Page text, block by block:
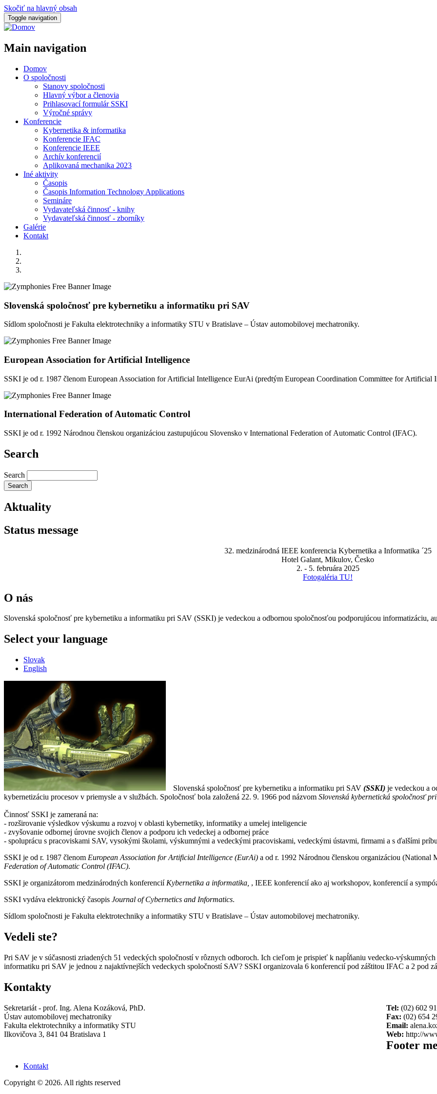
Skočiť na hlavný obsah
Toggle navigation
Main navigation
Domov
O spoločnosti
Stanovy spoločnosti
Hlavný výbor a členovia
Prihlasovací formulár SSKI
Výročné správy
Konferencie
Kybernetika & informatika
Konferencie IFAC
Konferencie IEEE
Archív konferencií
Aplikovaná mechanika 2023
Iné aktivity
Časopis
Časopis Information Technology Applications
Semináre
Vydavateľská činnosť - knihy
Vydavateľská činnosť - zborníky
Galérie
Kontakt
Slovenská spoločnosť pre kybernetiku a informatiku pri SAV
Sídlom spoločnosti je Fakulta elektrotechniky a informatiky STU v Bratislave – Ústav automobilovej mechatroniky.
European Association for Artificial Intelligence
SSKI je od r. 1987 členom European Association for Artificial Intelligence EurAi (predtým European Coordination Committee for Artificial
International Federation of Automatic Control
SSKI je od r. 1992 Národnou členskou organizáciou zastupujúcou Slovensko v International Federation of Automatic Control (IFAC).
Search
Search
Aktuality
Status message
32. medzinárodná IEEE konferencia Kybernetika a Informatika ´25
Hotel Galant, Mikulov, Česko
2. - 5. februára 2025
Fotogaléria TU!
O nás
Slovenská spoločnosť pre kybernetiku a informatiku pri SAV (SSKI) je vedeckou a odbornou spoločnosťou podporujúcou informatizáciu,
Select your language
Slovak
English
Slovenská spoločnosť pre kybernetiku a informatiku pri SAV (SSKI) je vedeckou a
kybernetizáciu procesov v priemysle a v službách. Spoločnosť bola založená 22. 9. 1966 pod názvom Slovenská kybernetická spoločnosť pri
Činnosť SSKI je zameraná na:
- rozširovanie výsledkov výskumu a rozvoj v oblasti kybernetiky, informatiky a umelej inteligencie
- zvyšovanie odbornej úrovne svojich členov a podporu ich vedeckej a odbornej práce
- spoluprácu s pracoviskami SAV, vysokými školami, výskumnými a vedeckými pracoviskami, vedeckými ústavmi, firmami a s ďalšími
SSKI je od r. 1987 členom European Association for Artificial Intelligence (EurAi) a od r. 1992 Národnou členskou organizáciou
Federation of Automatic Control (IFAC).
SSKI je organizátorom medzinárodných konferencií Kybernetika a informatika, , IEEE konferencií ako aj workshopov, konferencií a
SSKI vydáva elektronický časopis Journal of Cybernetics and Informatics.
Sídlom spoločnosti je Fakulta elektrotechniky a informatiky STU v Bratislave – Ústav automobilovej mechatroniky.
Vedeli ste?
Pri SAV je v súčasnosti zriadených 51 vedeckých spoločností v rôznych odboroch. Ich cieľom je prispieť k napĺňaniu vedecko-
informatiku pri SAV je jednou z najaktívnejších vedeckych spoločností SAV? SSKI organizovala 6 konferencií pod záštitou IFAC a 2 pod
Kontakty
Sekretariát - prof. Ing. Alena Kozáková, PhD.
Ústav automobilovej mechatroniky
Fakulta elektrotechniky a informatiky STU
Ilkovičova 3, 841 04 Bratislava 1
Tel: (02) 602
Fax: (02) 654
Email:
Web: http://
Footer
Kontakt
Copyright © 2026. All rights reserved